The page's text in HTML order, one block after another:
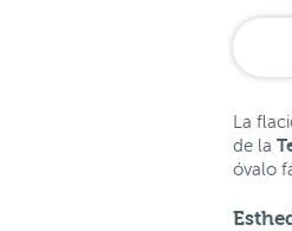
La
de la
óvalo